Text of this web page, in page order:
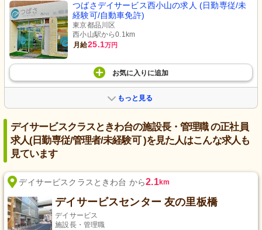
つばさデイサービス西小山の求人 (日勤専従/未
経験可/自動車免許)
東京都品川区
西小山駅から0.1km
月給25.1万円
お気に入り に追加
もっと見る
デイサービスクラスときわ台の施設長・管理職 の正社員
求人(日勤専従/管理者/未経験可 )を見た人はこんな求人も
見ています
デイサービスクラスときわ台 から2.1km
デイサービスセンター 友の里板橋
デイサービス
施設長・管理職